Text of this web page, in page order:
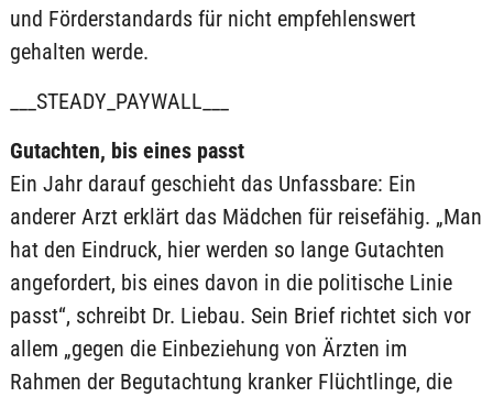
und Förderstandards für nicht empfehlenswert
gehalten werde.
___STEADY_PAYWALL___
Gutachten, bis eines passt
Ein Jahr darauf geschieht das Unfassbare: Ein
anderer Arzt erklärt das Mädchen für reisefähig. „Man
hat den Eindruck, hier werden so lange Gutachten
angefordert, bis eines davon in die politische Linie
passt“, schreibt Dr. Liebau. Sein Brief richtet sich vor
allem „gegen die Einbeziehung von Ärzten im
Rahmen der Begutachtung kranker Flüchtlinge, die